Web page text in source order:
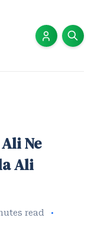
Ne
Ali
read